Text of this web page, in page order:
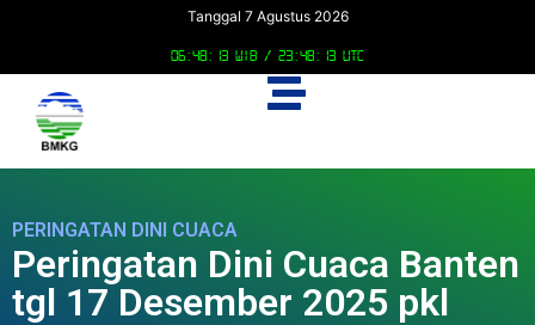
Tanggal 7 Agustus 2026
06:48:14 WIB / 23:48:14 UTC
PERINGATAN DINI CUACA
Peringatan Dini Cuaca Banten
tgl 17 Desember 2025 pkl